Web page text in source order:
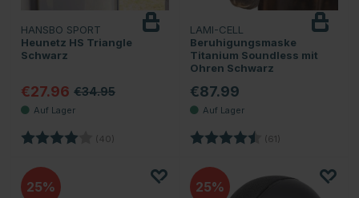
HANSBO SPORT
Heunetz HS Triangle
Schwarz
€27.96 €34.95
Bewertung: (40) 4.0 von 5 Sternen
LAMI-CELL
Beruhigungsmaske
Titanium Soundless mit
Ohren Schwarz
€87.99
Bewertung: (61)
25 25